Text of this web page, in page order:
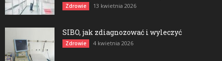
Zdrowie 13 kwietnia 2026
SIBO, jak zdiagnozować i wyleczyć
Zdrowie 4 kwietnia 2026